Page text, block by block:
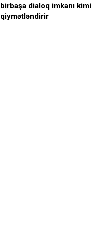
birbaşa dialoq imkanı kimi
qiymətləndirir